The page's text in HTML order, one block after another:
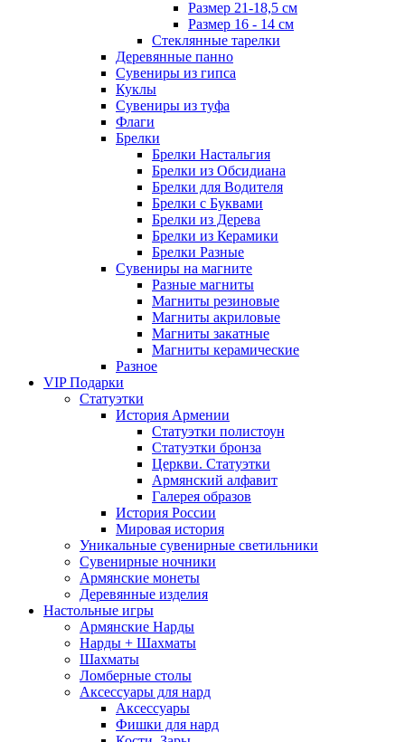
Размер 21-18,5 см
Размер 16 - 14 см
Стеклянные тарелки
Деревянные панно
Сувениры из гипса
Куклы
Сувениры из туфа
Флаги
Брелки
Брелки Настальгия
Брелки из Обсидиана
Брелки для Водителя
Брелки с Буквами
Брелки из Дерева
Брелки из Керамики
Брелки Разные
Сувениры на магните
Разные магниты
Магниты резиновые
Магниты акриловые
Магниты закатные
Магниты керамические
Разное
VIP Подарки
Статуэтки
История Армении
Статуэтки полистоун
Статуэтки бронза
Церкви. Статуэтки
Армянский алфавит
Галерея образов
История России
Мировая история
Уникальные сувенирные светильники
Сувенирные ночники
Армянские монеты
Деревянные изделия
Настольные игры
Армянские Нарды
Нарды + Шахматы
Шахматы
Ломберные столы
Аксессуары для нард
Аксессуары
Фишки для нард